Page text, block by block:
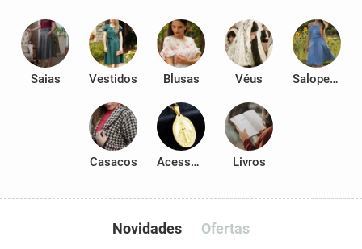
Saias Vestidos Blusas Véus Salopetes
Casacos Acessórios Livros
Novidades Ofertas